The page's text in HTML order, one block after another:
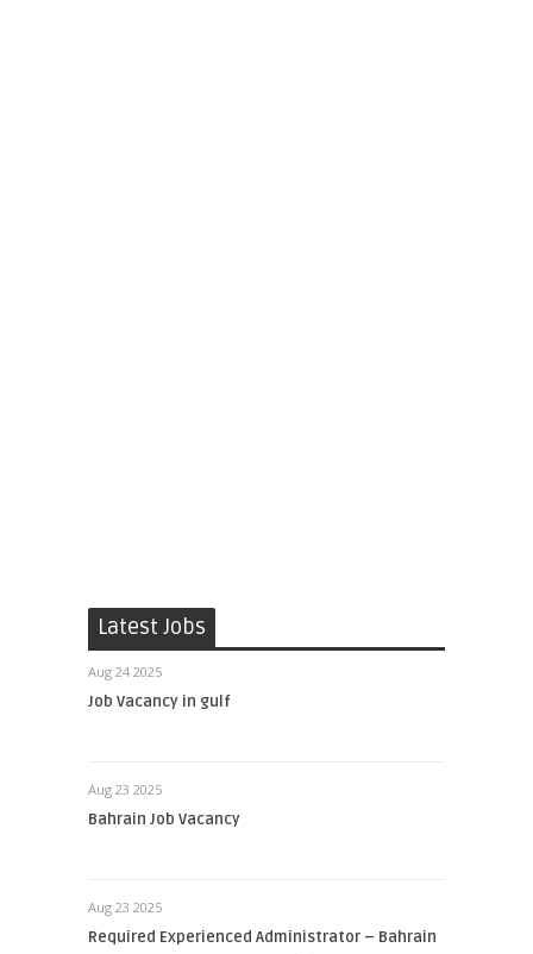
Latest Jobs
Aug 24 2025
Job Vacancy in gulf
Aug 23 2025
Bahrain Job Vacancy
Aug 23 2025
Required Experienced Administrator – Bahrain